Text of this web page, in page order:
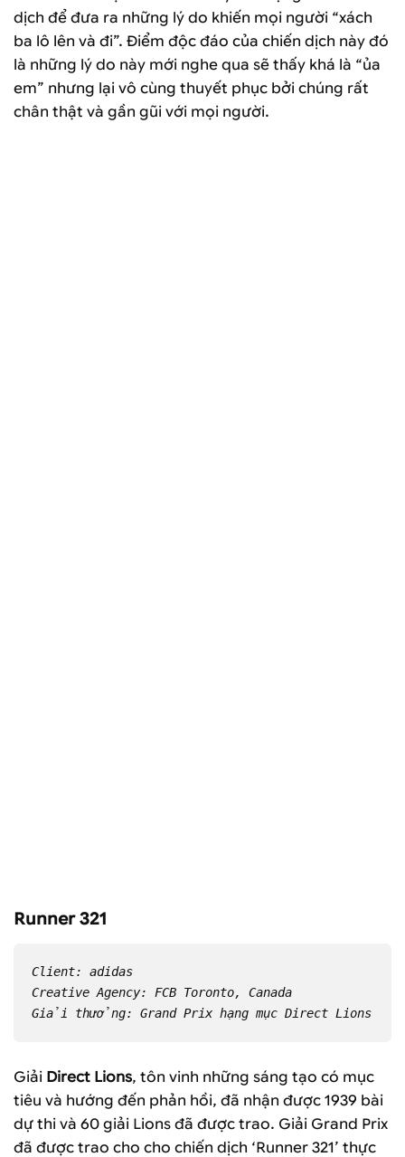
dịch để đưa ra những lý do khiến mọi người “xách
ba lô lên và đi”. Điểm độc đáo của chiến dịch này đó
là những lý do này mới nghe qua sẽ thấy khá là “ủa
em” nhưng lại vô cùng thuyết phục bởi chúng rất
chân thật và gần gũi với mọi người.
Runner 321
Client: adidas
Creative Agency: FCB Toronto, Canada
Giải thưởng: Grand Prix hạng mục Direct Lions
Giải Direct Lions, tôn vinh những sáng tạo có mục
tiêu và hướng đến phản hồi, đã nhận được 1939 bài
dự thi và 60 giải Lions đã được trao. Giải Grand Prix
đã được trao cho cho chiến dịch ‘Runner 321’ thực